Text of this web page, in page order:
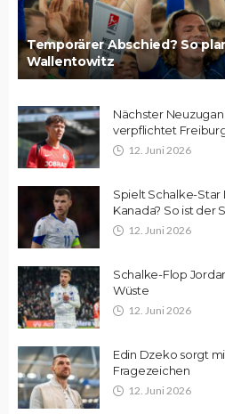
Temporärer Abschied? So
Wallentowitz
Nächster
verpflichtet
12. Juni 2026
Spielt Schalke-
Kanada? So ist der
12. Juni 2026
Schalke-Flop
Wüste
12. Juni 2026
Edin Dzeko sorgt
Fragezeichen
12. Juni 2026